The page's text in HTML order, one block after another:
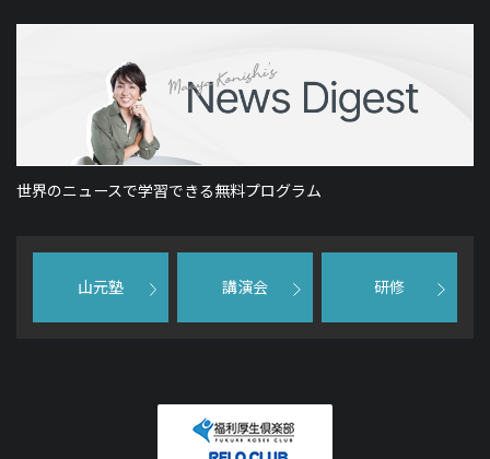
世界のニュースで学習できる無料プログラム
山元塾 講演会 研修